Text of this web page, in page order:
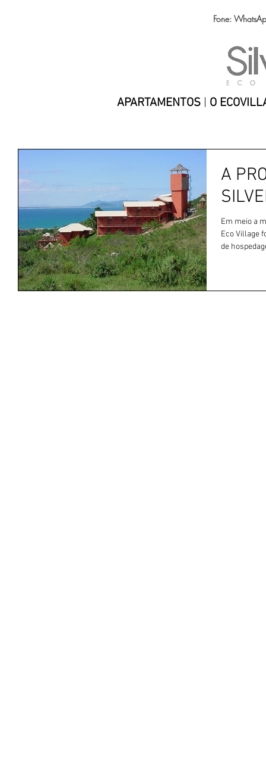
Fone:
APARTAMENTOS | O
A
Em meio a
Eco Village foi
de